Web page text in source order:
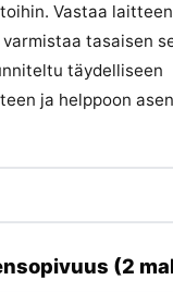
Vastaa
tasaisen
täydelliseen
ja helppoon
(2